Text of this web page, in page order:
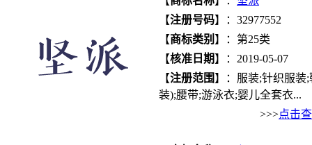
【注册号码】：32977552
【商标类别 】：第25类
【核准日期】：2019-05-07
【注册范围】：服装;针织服装
装);腰带;游泳衣;婴儿全套衣...
>>>点击